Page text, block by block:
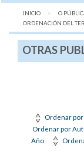
INICIO
ORDENACIÓN DEL
OTRAS
Ordenar
Ordenar por
Año